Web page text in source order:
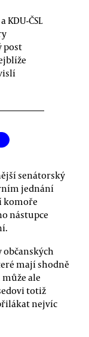
KDU-ČSL
post
senátorský
jednání
komoře
nástupce
mají shodně
ale
totiž
nejvíc